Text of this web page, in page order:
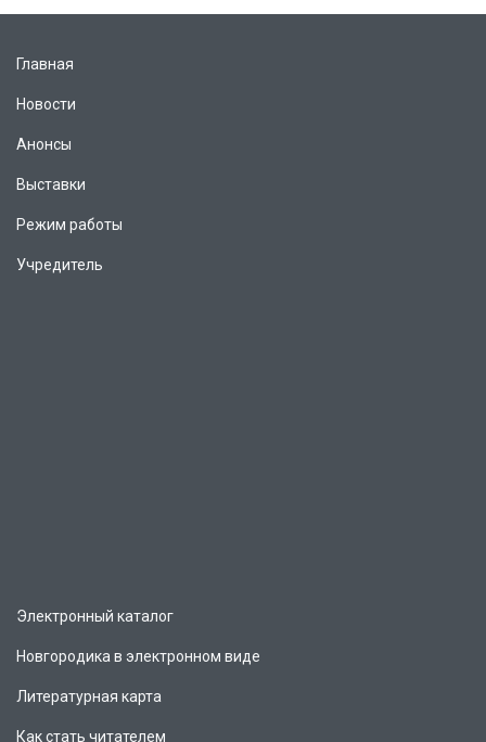
Главная
Новости
Анонсы
Выставки
Режим работы
Учредитель
Электронный каталог
Новгородика в электронном виде
Литературная карта
Как стать читателем